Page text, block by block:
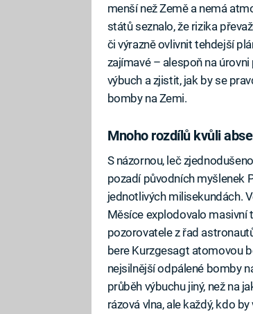
menší než Země a nemá
států seznalo, že rizika
či výrazně ovlivnit tehdejší
zajímavé – alespoň na
výbuch a zjistit, jak by se
bomby na Zemi.
Mnoho rozdílů kvůli
S názornou, leč
pozadí původních myšlenek
jednotlivých milisekundách.
Měsíce explodovalo masivní
pozorovatele z řad
bere Kurzgesagt atomovou
nejsilnější odpálené bomby
průběh výbuchu jiný, než na
rázová vlna, ale každý, kdo